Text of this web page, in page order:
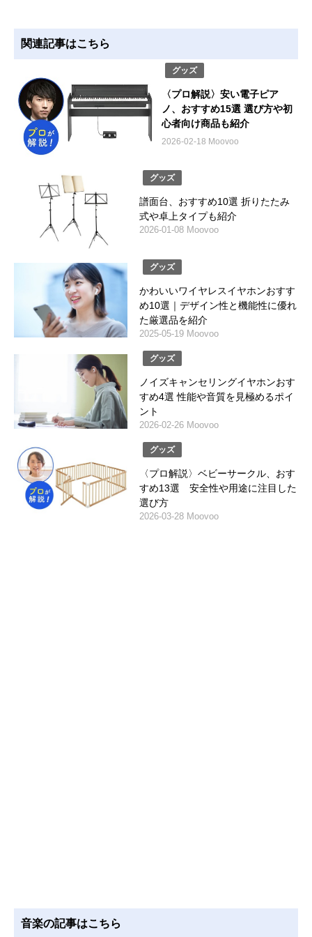
関連記事はこちら
グッズ
〈プロ解説〉安い電子ピア
ノ、おすすめ15選 選び方や初
心者向け商品も紹介
2026-02-18 Moovoo
グッズ
譜‌面‌台‌、おすすめ10選‌ 折りたたみ
式や卓上タイプも紹介
2026-01-08 Moovoo
グッズ
かわいいワイヤレスイヤホンおすす
め10選｜デザイン性と機能性に優れ
た厳選品を紹介
2025-05-19 Moovoo
グッズ
ノイズキャンセリングイヤホンおす
すめ4選 性能や音質を見極めるポイ
ント
2026-02-26 Moovoo
グッズ
〈プロ解説〉ベビーサークル、おす
すめ13選 安全性や用途に注目した
選び方
2026-03-28 Moovoo
音楽の記事はこちら